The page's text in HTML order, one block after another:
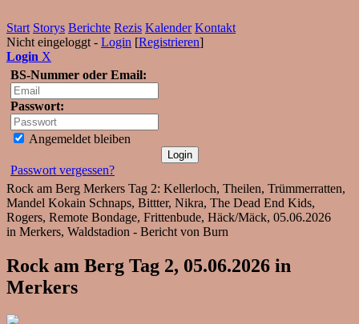
Start Storys Berichte Rezis Kalender Kontakt
Nicht eingeloggt - Login [Registrieren]
Login X
BS-Nummer oder Email:
Passwort:
Angemeldet bleiben
Passwort vergessen?
Rock am Berg Merkers Tag 2: Kellerloch, Theilen, Trümmerratten,
Mandel Kokain Schnaps, Bittter, Nikra, The Dead End Kids,
Rogers, Remote Bondage, Frittenbude, Häck/Mäck, 05.06.2026
in Merkers, Waldstadion - Bericht von Burn
Rock am Berg Tag 2, 05.06.2026 in
Merkers